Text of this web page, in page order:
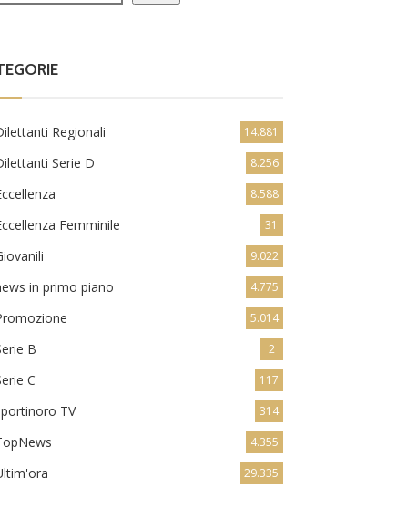
Regionali 14.881
Serie D 8.256
8.588
Femminile 31
9.022
in primo piano 4.775
5.014
B 2
C 117
TV 314
4.355
29.335